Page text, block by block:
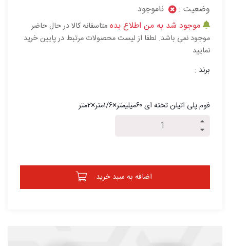
وضعیت :
ناموجود
موجود شد به من اطلاع بده متاسفانه کالا در حال حاضر
موجود نمی باشد. لطفا از لیست محصولات مرتبط در پایین خرید
نمایید
برند :
فوم پلی اتیلن تخته ای ۶۰میلیمتر×۱/۶متر×۲متر
اضافه به سبد خرید